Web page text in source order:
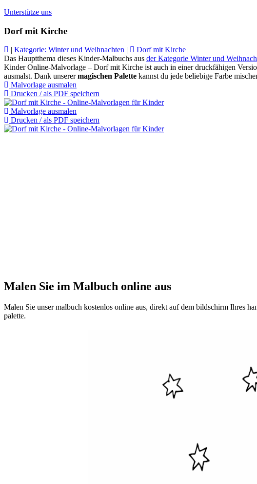
Unterstütze uns
Dorf mit Kirche
| Kategorie: Winter und Weihnachten |
Dorf mit Kirche
Das Hauptthema dieses Kinder-Malbuchs aus der Kategorie Winter und
Kinder Online-Malvorlage – Dorf mit Kirche ist auch in einer druckfähigen
ausmalst. Dank unserermagischen Palette kannst du jede beliebige Farbe
Malvorlage ausmalen
Drucken / als PDF speichern
Malvorlage ausmalen
Drucken / als PDF speichern
Malen Sie im Malbuch online aus
Malen Sie unser malbuch kostenlos online aus, direkt auf dem bildschirm Ihres
palette.